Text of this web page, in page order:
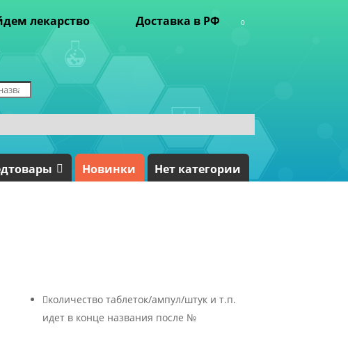
лекарство Доставка в РФ 0
Новинки Нет категории
количество таблеток/ампул/штук и т.п.
идет в конце названия после №